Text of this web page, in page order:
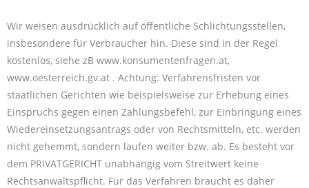
Wir weisen ausdrücklich auf öffentliche Schlichtungsstellen,
insbesondere für Verbraucher hin. Diese sind in der Regel
kostenlos, siehe zB www.konsumentenfragen.at,
www.oesterreich.gv.at . Achtung: Verfahrensfristen vor
staatlichen Gerichten wie beispielsweise zur Erhebung eines
Einspruchs gegen einen Zahlungsbefehl, zur Einbringung eines
Wiedereinsetzungsantrags oder von Rechtsmitteln, etc. werden
nicht gehemmt, sondern laufen weiter bzw. ab. Es besteht vor
dem PRIVATGERICHT unabhängig vom Streitwert keine
Rechtsanwaltspflicht. Für das Verfahren braucht es daher